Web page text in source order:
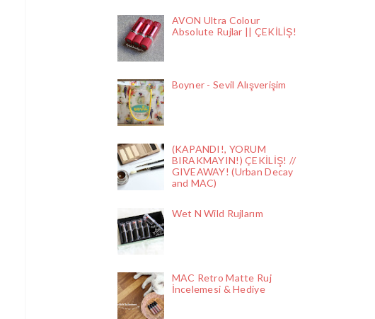
AVON Ultra Colour
Absolute Rujlar || ÇEKİLİŞ!
Boyner - Sevil Alışverişim
(KAPANDI!, YORUM
BIRAKMAYIN!) ÇEKİLİŞ! //
GIVEAWAY! (Urban Decay
and MAC)
Wet N Wild Rujlarım
MAC Retro Matte Ruj
İncelemesi & Hediye